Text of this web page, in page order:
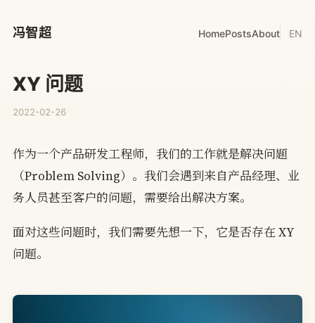
冯智超 HomePostsAbout EN
XY 问题
2022-02-26
作为一个产品研发工程师，我们的工作就是解决问题
（Problem Solving）。我们会遇到来自产品经理、业
务人员甚至客户的问题，需要给出解决方案。
面对这些问题时，我们需要先想一下，它是否存在 XY
问题。